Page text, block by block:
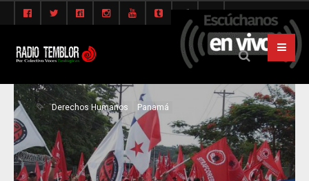
Derechos Humanos Panamá